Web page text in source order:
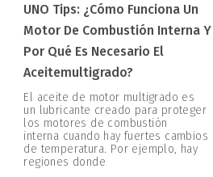
UNO Tips: ¿Cómo Funciona Un
Motor De Combustión Interna Y
Por Qué Es Necesario El
Aceitemultigrado?
El aceite de motor multigrado es
un lubricante creado para proteger
los motores de combustión
interna cuando hay fuertes cambios
de temperatura. Por ejemplo, hay
regiones donde